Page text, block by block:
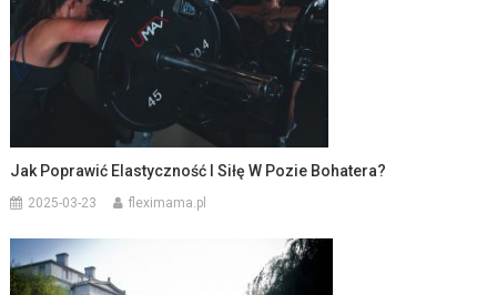
Jak Poprawić Elastyczność I Siłę W Pozie Bohatera?
2025-03-23 fleximama.pl